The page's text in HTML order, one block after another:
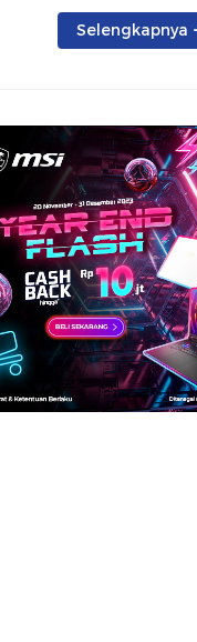
2024
Selengkapnya